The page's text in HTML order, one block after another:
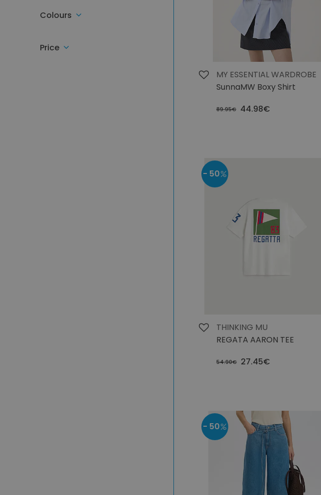
Colours
Price
MY ESSENTIAL WARDROBE
SunnaMW Boxy Shirt
89.95€ 44.98€
THINKING MU
REGATA AARON TEE
54.90€ 27.45€
- 50
- 50